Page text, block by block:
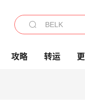
攻略 转运